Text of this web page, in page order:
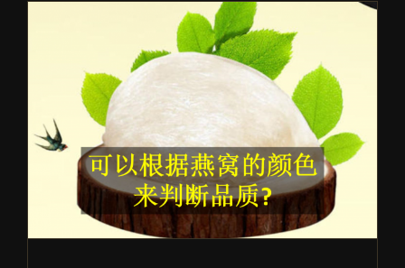
可以根据燕窝的颜色来判断品质?
关于燕窝 燕窝常见问题